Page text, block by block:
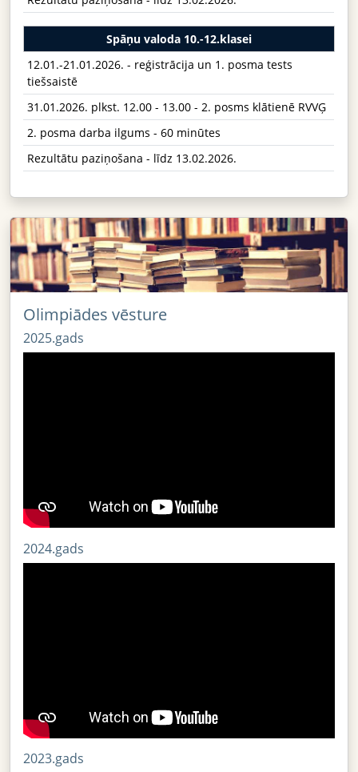
Spāņu valoda 10.-12.klasei
12.01.-21.01.2026. - reģistrācija un 1. posma tests
tiešsaistē
31.01.2026. plkst. 12.00 - 13.00 - 2. posms klātienē RVVĢ
2. posma darba ilgums - 60 minūtes
Rezultātu paziņošana - līdz 13.02.2026.
Olimpiādes vēsture
2025.gads
2024.gads
2023.gads